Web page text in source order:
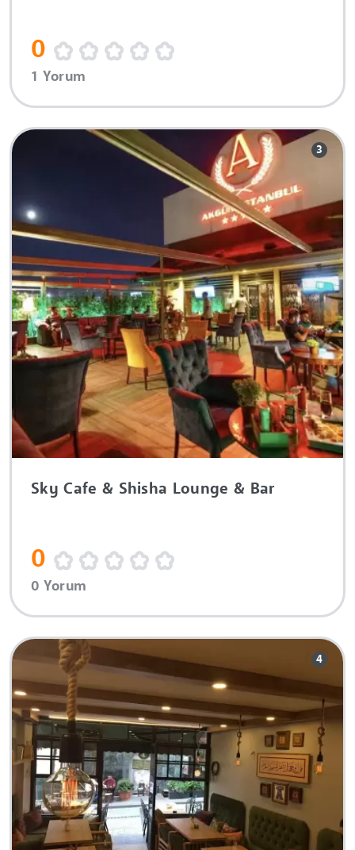
0
1 Yorum
3
Sky Cafe & Shisha Lounge & Bar
0
0 Yorum
4